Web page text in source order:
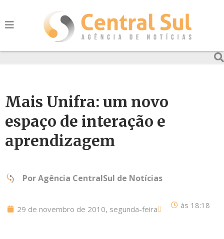
Mais Unifra: um novo
espaço de interação e
aprendizagem
PorAgência CentralSul de Notícias
29 de novembro de 2010, segunda-feira às 18:18